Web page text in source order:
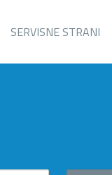
SERVISNE STRANI